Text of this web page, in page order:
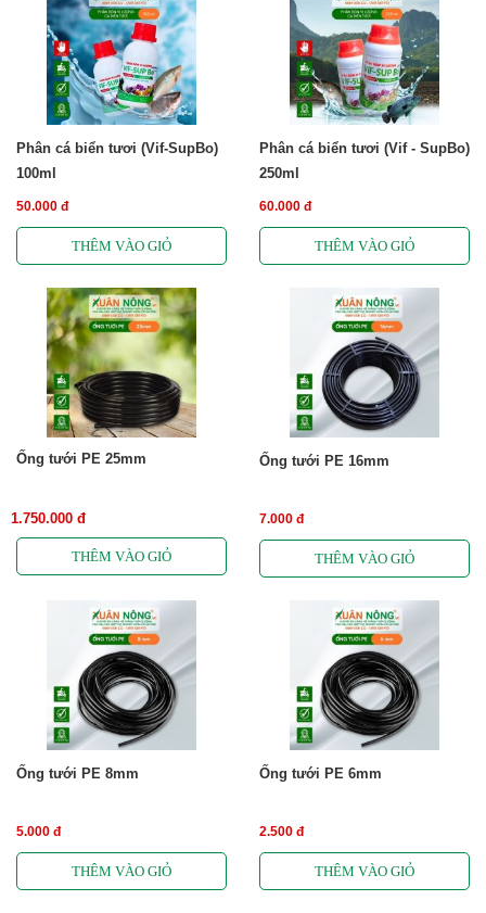
Phân cá biển tươi (Vif-SupBo)
100ml
50.000 đ
Phân cá biển tươi (Vif - SupBo)
250ml
60.000 đ
Ống tưới PE 25mm
1.750.000 đ
Ống tưới PE 16mm
7.000 đ
Ống tưới PE 8mm
5.000 đ
Ống tưới PE 6mm
2.500 đ